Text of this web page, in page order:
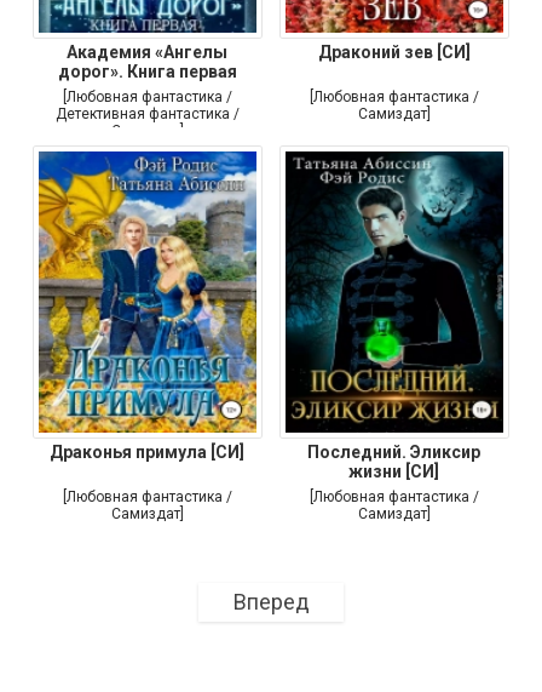
Академия «Ангелы
дорог». Книга первая
[Любовная фантастика /
Детективная фантастика /
Самиздат]
Драконий зев [СИ]
[Любовная фантастика /
Самиздат]
Драконья примула [СИ]
[Любовная фантастика /
Самиздат]
Последний. Эликсир
жизни [СИ]
[Любовная фантастика /
Самиздат]
Вперед